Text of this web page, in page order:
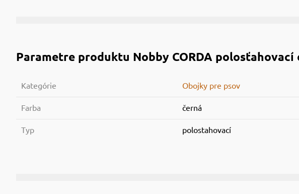
Parametre produktu Nobby CORDA
Kategórie Obojky pre psov
Farba černá
Typ polostahovací